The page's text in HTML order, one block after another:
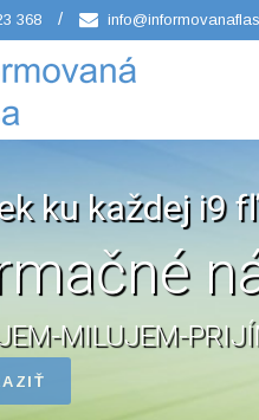
368 /
ku každej i9
MILUJEM-